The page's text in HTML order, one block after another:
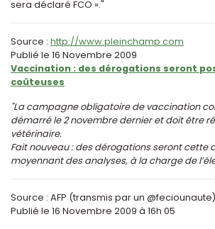
sera déclaré FCO »."
Source : http://www.pleinchamp.com
Publié le 16 Novembre 2009
Vaccination : des dérogations seront
coûteuses
"La campagne obligatoire de vaccination
démarré le 2 novembre dernier et doit être
vétérinaire.
Fait nouveau : des dérogations seront cette
moyennant des analyses, à la charge de
Source : AFP (transmis par un @feciounaute)
Publié le 16 Novembre 2009 à 16h 05